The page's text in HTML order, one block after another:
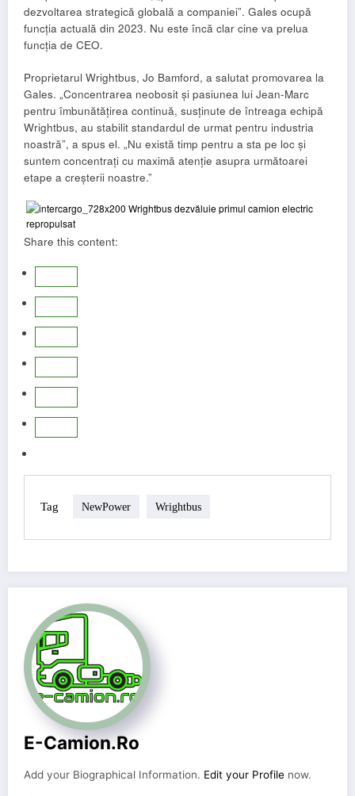
dezvoltarea strategică globală a companiei”. Gales ocupă
funcția actuală din 2023. Nu este încă clar cine va prelua
funcția de CEO.
Proprietarul Wrightbus, Jo Bamford, a salutat promovarea la
Gales. „Concentrarea neobosit și pasiunea lui Jean-Marc
pentru îmbunătățirea continuă, susținute de întreaga echipă
Wrightbus, au stabilit standardul de urmat pentru industria
noastră”, a spus el. „Nu există timp pentru a sta pe loc și
suntem concentrați cu maximă atenție asupra următoarei
etape a creșterii noastre.”
Share this content:
Tag NewPower Wrightbus
E-Camion.ro
Add your Biographical Information. Edit your Profile now.